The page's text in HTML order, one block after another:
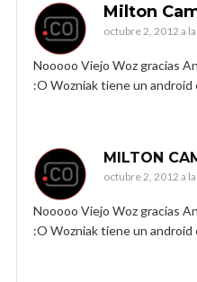
Milton
octubre 2, 2012 a
Nooooo Viejo Woz gracias
:O Wozniak tiene un android
MILTON
octubre 2, 2012 a
Nooooo Viejo Woz gracias
:O Wozniak tiene un android